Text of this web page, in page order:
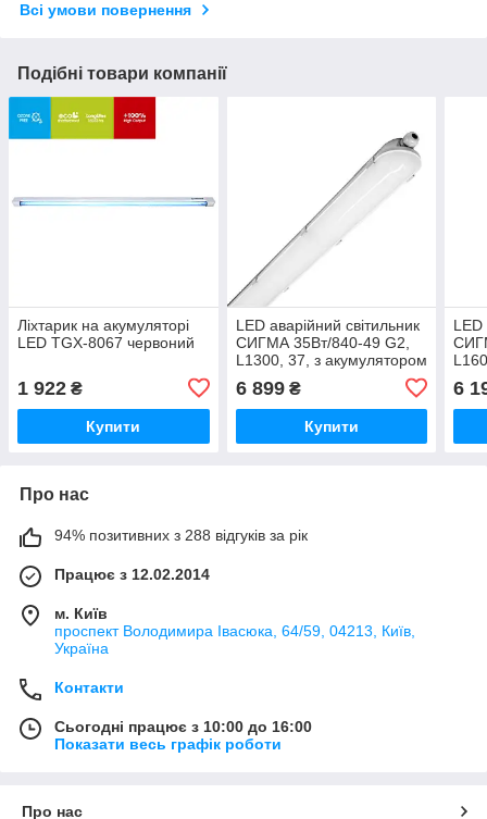
Всі умови повернення
Подібні товари компанії
Ліхтарик на акумуляторі
LED TGX-8067 червоний
1 922 ₴
Купити
LED аварійний світильник
СИГМА 35Вт/840-49 G2,
L1300, 37, з акумулятором
6 899₴
Купити
LED
6
Про нас
94% позитивних з 288 відгуків за рік
Працює з 12.02.2014
м. Київ
проспект Володимира Івасюка, 64/59, 04213, Київ,
Україна
Контакти
Сьогодні працює з 10:00 до 16:00
Показати весь графік роботи
Про нас